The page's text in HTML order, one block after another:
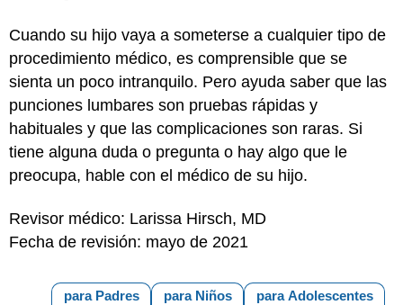
Cuando su hijo vaya a someterse a cualquier tipo de
procedimiento médico, es comprensible que se
sienta un poco intranquilo. Pero ayuda saber que las
punciones lumbares son pruebas rápidas y
habituales y que las complicaciones son raras. Si
tiene alguna duda o pregunta o hay algo que le
preocupa, hable con el médico de su hijo.
Revisor médico: Larissa Hirsch, MD
Fecha de revisión: mayo de 2021
para Adolescentes
para Niños
para Padres